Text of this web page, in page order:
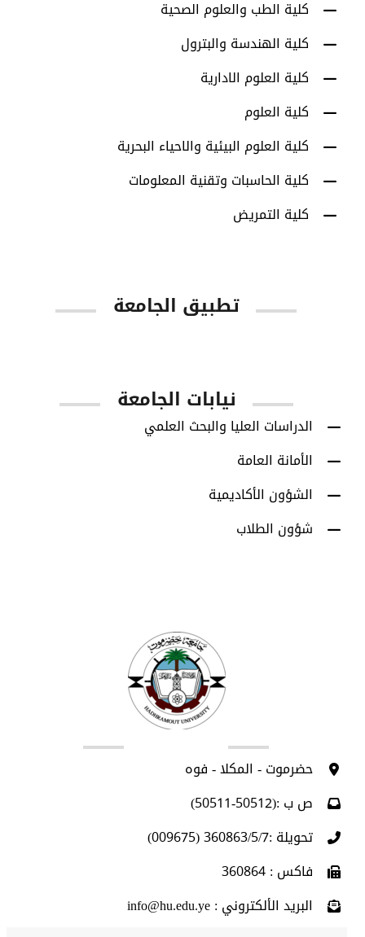
كلية الطب والعلوم الصحية
كلية الهندسة والبترول
كلية العلوم الادارية
كلية العلوم
كلية العلوم البيئية والاحياء البحرية
كلية الحاسبات وتقنية المعلومات
كلية التمريض
تطبيق الجامعة
نيابات الجامعة
الدراسات العليا والبحث العلمي
الأمانة العامة
الشؤون الأكاديمية
شؤون الطلاب
حضرموت - المكلا - فوه
ص ب :(50512-50511)
تحويلة :360863/5/7 (009675)
فاكس : 360864
البريد الألكتروني : info@hu.edu.ye